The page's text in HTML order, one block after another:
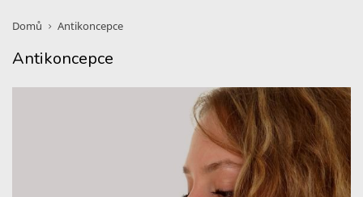
Domů Antikoncepce
Antikoncepce